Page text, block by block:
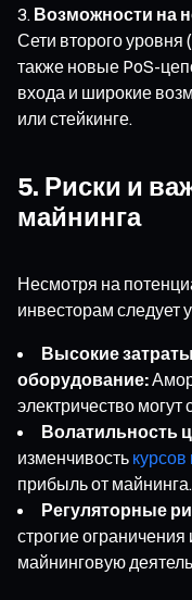
Возможности на
Сети второго
также новые PoS-
входа и широкие
или стейкинге.
5. Риски и
майнинга
Несмотря на
инвесторам следует
Высокие
оборудование:
электричество могут
Волатильность
изменчивость
прибыль от майнинга.
Регуляторные
строгие
майнинговую